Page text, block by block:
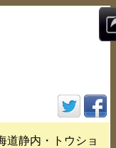
静内・トウショ